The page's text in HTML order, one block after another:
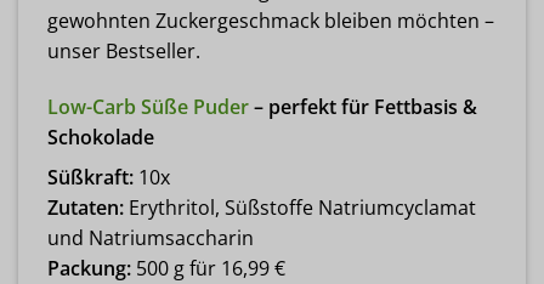
gewohnten Zuckergeschmack bleiben möchten –
unser Bestseller.
Low-Carb Süße Puder– perfekt für Fettbasis &
Schokolade
Süßkraft: 10x
Zutaten: Erythritol, Süßstoffe Natriumcyclamat
und Natriumsaccharin
Packung: 500 g für 16,99 €